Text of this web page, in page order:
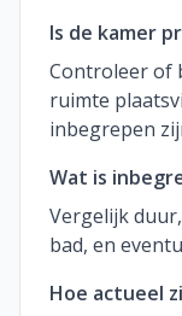
Is de kamer
Controleer of
ruimte
inbegrepen
Wat is
Vergelijk
bad, en
Hoe actueel